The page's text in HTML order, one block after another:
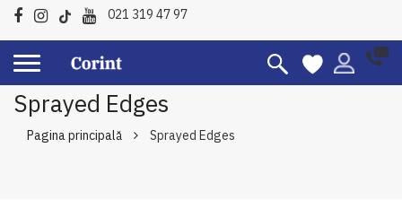
021 319 47 97
Sprayed Edges
Pagina principală Sprayed Edges